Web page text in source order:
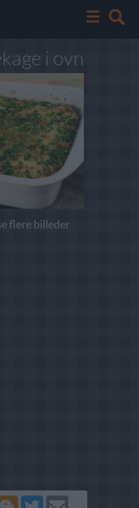
i ovn
flere billeder
Del
Send